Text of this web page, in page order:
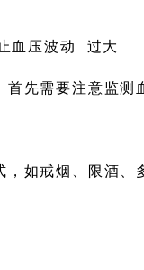
血压波动 过大
先需要注意监
如戒烟、限酒